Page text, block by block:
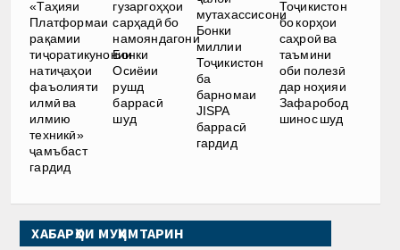
«Таҳияи
Платформаи
рақамии
тиҷоратикунонии
натиҷаҳои
фаъолияти
илмӣ ва
илмию
техникӣ»
ҷамъбаст
гардид
гузаргоҳҳои
сарҳадӣ бо
намояндагони
Бонки
Осиёии
рушд
баррасӣ
шуд
мутахассисони
Бонки
миллии
Тоҷикистон
ба
барномаи
JISPA
баррасӣ
гардид
Тоҷикистон
бо корҳои
саҳроӣ ва
таъмини
оби полезӣ
дар ноҳияи
Зафаробод
шинос шуд
ХАБАРҲОИ МУҲИМТАРИН